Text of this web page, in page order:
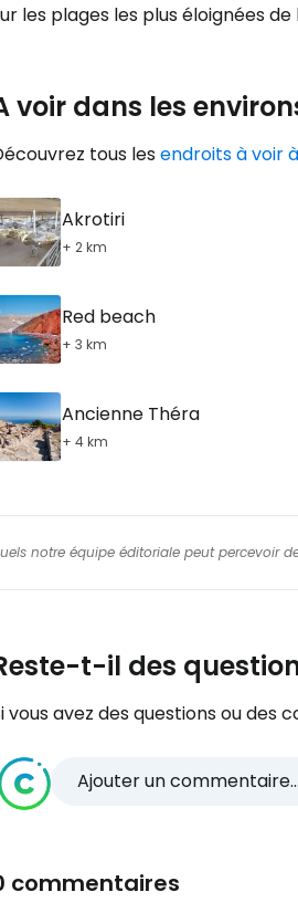
les plages les plus éloignées de
voir dans les
tous lesendroits à voir
Akrotiri
+ 2 km
Red beach
+ 3 km
Ancienne Théra
+ 4 km
notre équipe éditoriale peut percevoir
t-il des
vous avez des questions ou des
Ajouter un commentaire...
commentaires